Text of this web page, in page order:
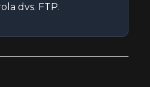
dvs. FTP.